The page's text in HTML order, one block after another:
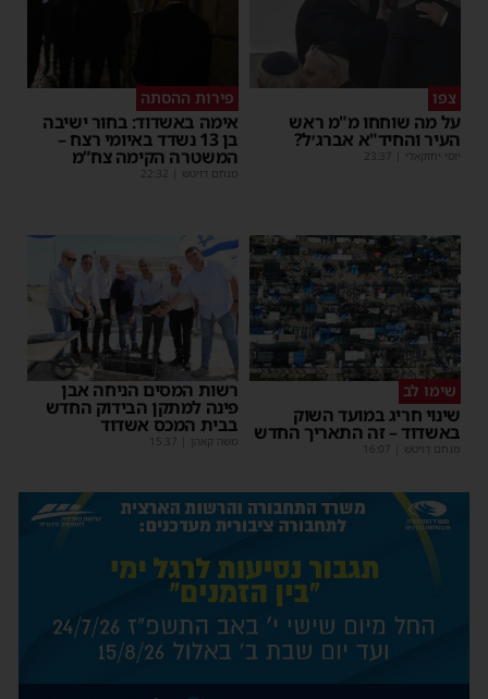
צפו
על מה שוחחו מ"מ ראש
העיר והחיד"א אברג׳ל?
יוסי יחזקאלי 23:37
פירות ההסתה
אימה באשדוד: בחור ישיבה
בן 13 נשדד באיומי רצח –
המשטרה הקימה צח”מ
מנחם דויטש 22:32
שימו לב
שינוי חריג במועד השוק
באשדוד – זה התאריך החדש
מנחם דויטש 16:07
רשות המסים הניחה אבן
פינה למתקן הבידוק החדש
בבית המכס אשדוד
משה קאהן 15:37